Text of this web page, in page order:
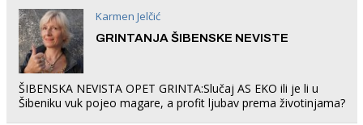
Karmen Jelčić
GRINTANJA ŠIBENSKE NEVISTE
ŠIBENSKA NEVISTA OPET GRINTA:Slučaj AS EKO ili je li u
Šibeniku vuk pojeo magare, a profit ljubav prema životinjama?